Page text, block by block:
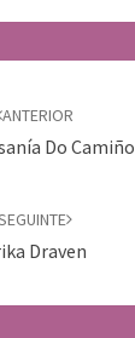
ANTERIOR
Do Camiño
Draven